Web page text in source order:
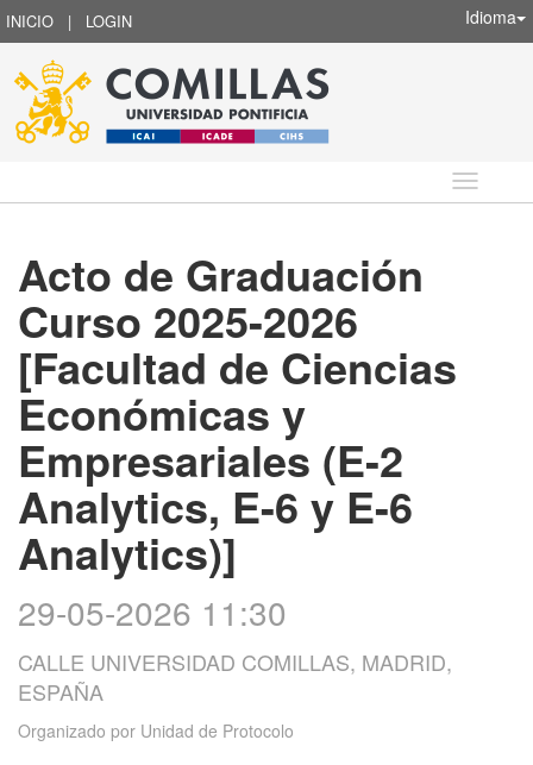
INICIO | LOGIN Idioma
Idioma
Acto de Graduación
Curso 2025-2026
[Facultad de Ciencias
Económicas y
Empresariales (E-2
Analytics, E-6 y E-6
Analytics)]
29-05-2026 11:30
CALLE UNIVERSIDAD COMILLAS, MADRID,
ESPAÑA
Organizado por Unidad de Protocolo